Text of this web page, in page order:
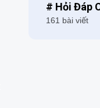
# Hỏi Đáp
161 bài viết